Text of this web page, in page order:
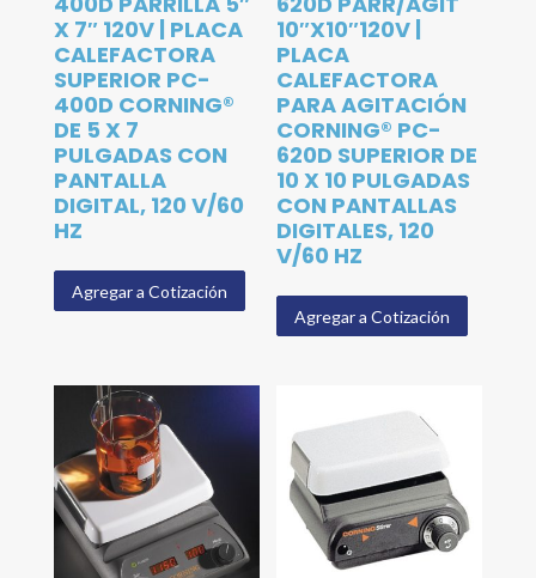
X 7″ 120V | PLACA
CALEFACTORA
SUPERIOR PC-
400D CORNING®
DE 5 X 7
PULGADAS CON
PANTALLA
DIGITAL, 120 V/60
HZ
Agregar a Cotización
10″X10″120V |
PLACA
CALEFACTORA
PARA AGITACIÓN
CORNING® PC-
620D SUPERIOR DE
10 X 10 PULGADAS
CON PANTALLAS
DIGITALES, 120
V/60 HZ
Agregar a Cotización